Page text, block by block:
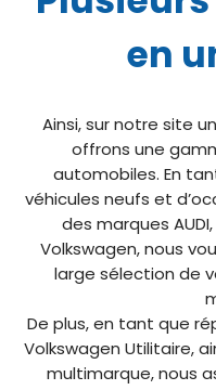
en
Ainsi, sur notre site
offrons une
automobiles. En
véhicules neufs et
des marques
Volkswagen, nous
large sélection de
De plus, en tant que
Volkswagen Utilitaire,
multimarque, nous